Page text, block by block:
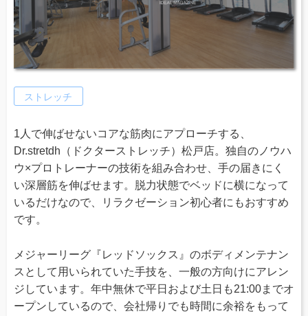
ストレッチ
1人で伸ばせないコアな筋肉にアプローチする、
Dr.stretdh（ドクターストレッチ）松戸店。独自のノウハ
ウ×プロトレーナーの技術を組み合わせ、手の届きにく
い深層筋を伸ばせます。脱力状態でベッドに横になって
いるだけなので、リラクゼーション初心者にもおすすめ
です。
メジャーリーグ『レッドソックス』のボディメンテナン
スとして用いられていた手技を、一般の方向けにアレン
ジしています。年中無休で平日および土日も21:00までオ
ープンしているので、会社帰りでも時間に余裕をもって